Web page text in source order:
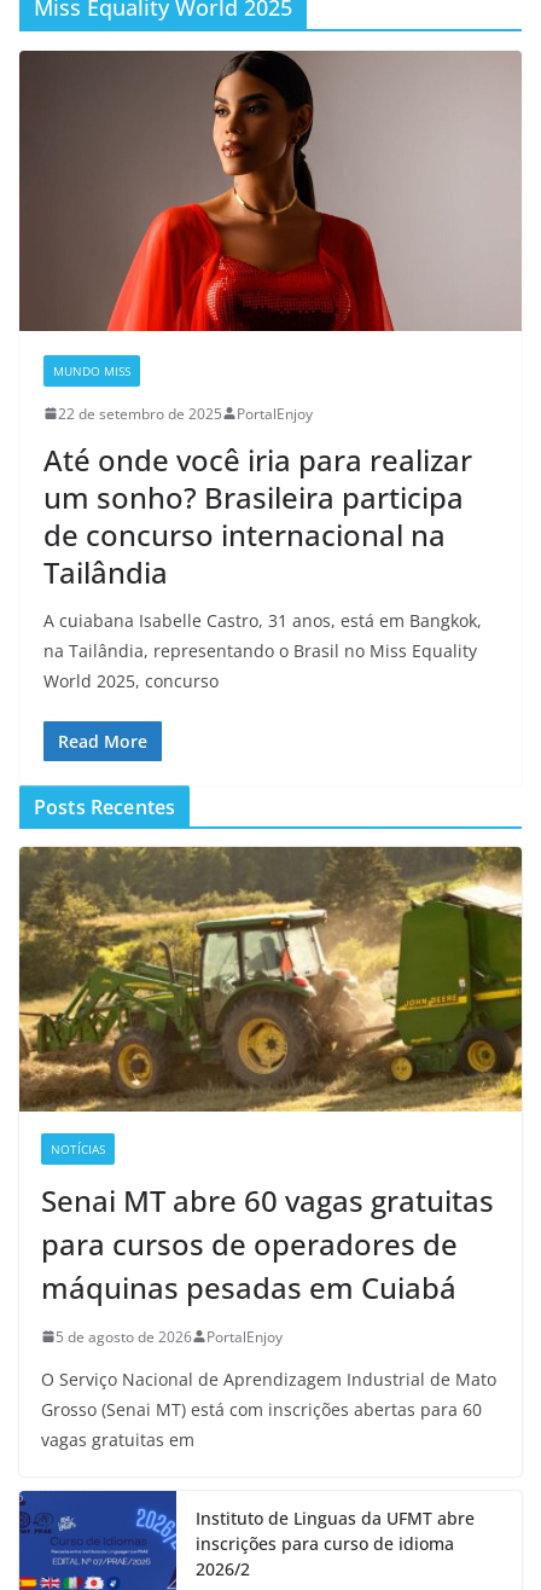
Miss Equality World 2025
MUNDO MISS
22 de setembro de 2025 PortalEnjoy
Até onde você iria para realizar
um sonho? Brasileira participa
de concurso internacional na
Tailândia
A cuiabana Isabelle Castro, 31 anos, está em Bangkok,
na Tailândia, representando o Brasil no Miss Equality
World 2025, concurso
Read More
Posts Recentes
NOTÍCIAS
Senai MT abre 60 vagas gratuitas
para cursos de operadores de
máquinas pesadas em Cuiabá
5 de agosto de 2026 PortalEnjoy
O Serviço Nacional de Aprendizagem Industrial de Mato
Grosso (Senai MT) está com inscrições abertas para 60
vagas gratuitas em
Instituto de Linguas da UFMT abre
inscrições para curso de idioma
2026/2